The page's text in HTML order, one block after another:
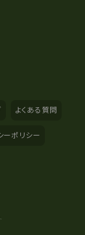
よくある質問
ーポリシー